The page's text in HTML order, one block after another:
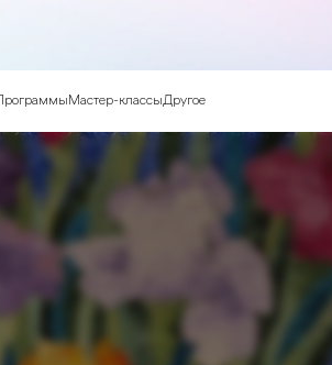
Программы Мастер-классыДругое